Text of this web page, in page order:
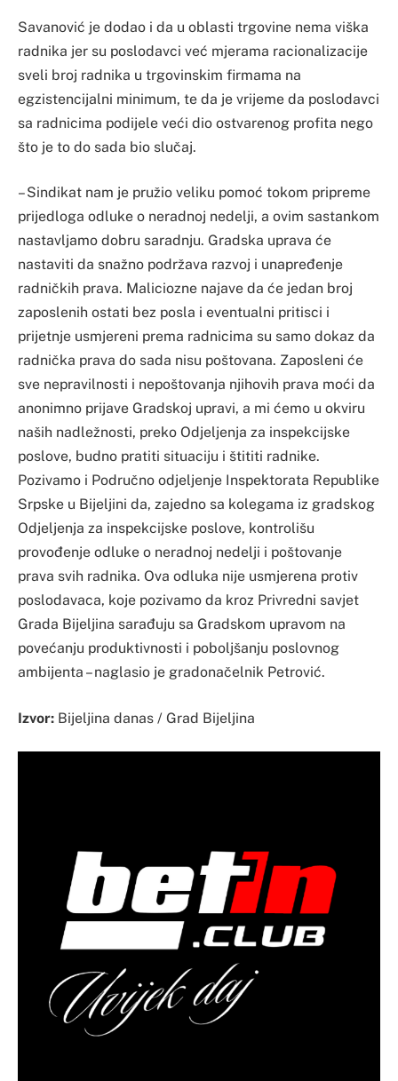
Savanović je dodao i da u oblasti trgovine nema viška
radnika jer su poslodavci već mjerama racionalizacije
sveli broj radnika u trgovinskim firmama na
egzistencijalni minimum, te da je vrijeme da poslodavci
sa radnicima podijele veći dio ostvarenog profita nego
što je to do sada bio slučaj.
– Sindikat nam je pružio veliku pomoć tokom pripreme
prijedloga odluke o neradnoj nedelji, a ovim sastankom
nastavljamo dobru saradnju. Gradska uprava će
nastaviti da snažno podržava razvoj i unapređenje
radničkih prava. Maliciozne najave da će jedan broj
zaposlenih ostati bez posla i eventualni pritisci i
prijetnje usmjereni prema radnicima su samo dokaz da
radnička prava do sada nisu poštovana. Zaposleni će
sve nepravilnosti i nepoštovanja njihovih prava moći da
anonimno prijave Gradskoj upravi, a mi ćemo u okviru
naših nadležnosti, preko Odjeljenja za inspekcijske
poslove, budno pratiti situaciju i štititi radnike.
Pozivamo i Područno odjeljenje Inspektorata Republike
Srpske u Bijeljini da, zajedno sa kolegama iz gradskog
Odjeljenja za inspekcijske poslove, kontrolišu
provođenje odluke o neradnoj nedelji i poštovanje
prava svih radnika. Ova odluka nije usmjerena protiv
poslodavaca, koje pozivamo da kroz Privredni savjet
Grada Bijeljina sarađuju sa Gradskom upravom na
povećanju produktivnosti i poboljšanju poslovnog
ambijenta – naglasio je gradonačelnik Petrović.
Izvor: Bijeljina danas / Grad Bijeljina